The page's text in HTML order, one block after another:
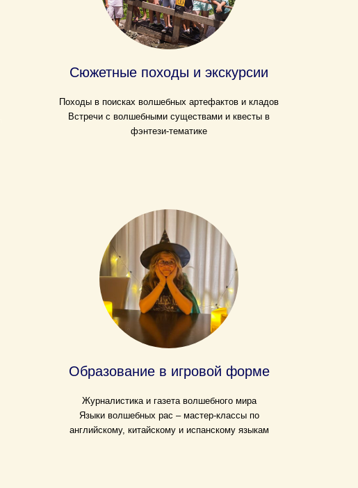
Сюжетные походы и экскурсии
Походы в поисках волшебных артефактов и кладов
Встречи с волшебными существами и квесты в
фэнтези-тематике
Образование в игровой форме
Журналистика и газета волшебного мира
Языки волшебных рас – мастер-классы по
английскому, китайскому и испанскому языкам